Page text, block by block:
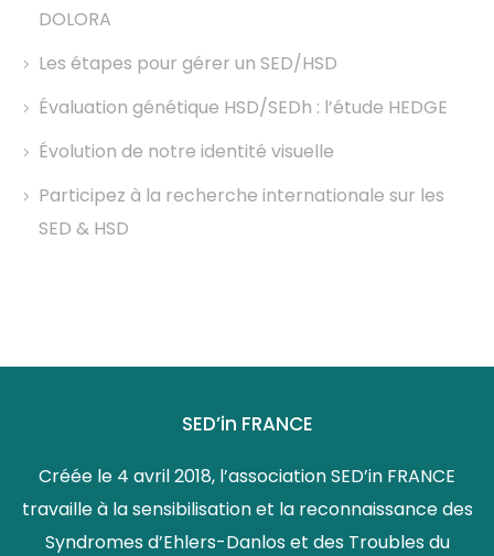
DOLORA
Les étapes pour gérer un SED/HSD
Évaluation génétique HSD/SEDh : l’étude HEDGE
Évolution de notre identité visuelle
Participez à la recherche internationale sur les
SED & HSD
SED’in FRANCE
Créée le 4 avril 2018, l’association SED’in FRANCE
travaille à la sensibilisation et la reconnaissance des
Syndromes d’Ehlers-Danlos et des Troubles du